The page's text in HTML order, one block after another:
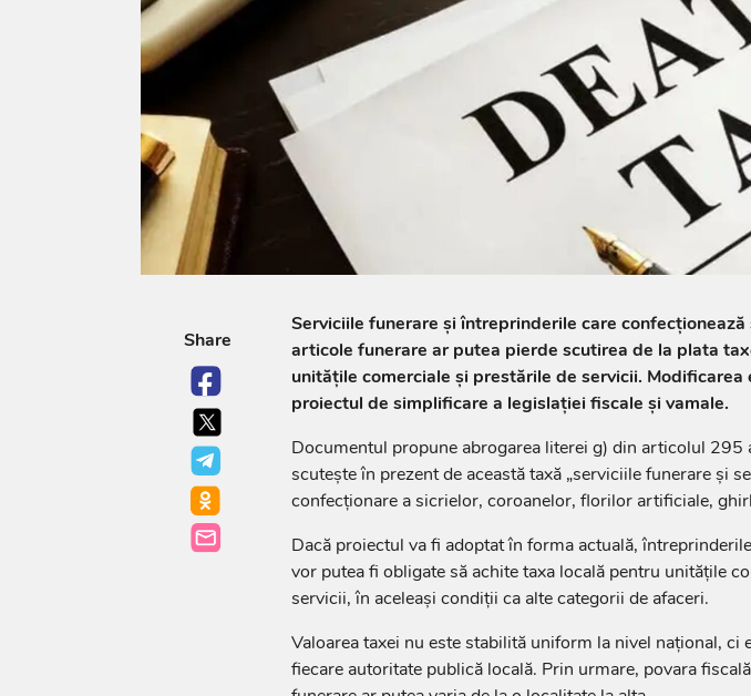
Share
Serviciile funerare și întreprinderile care confecționează
articole funerare ar putea pierde scutirea de la plata
unitățile comerciale și prestările de servicii. Modificarea
proiectul de simplificare a legislației fiscale și vamale.
Documentul propune abrogarea literei g) din articolul 295
scutește în prezent de această taxă „serviciile funerare și
confecționare a sicrielor, coroanelor, florilor artificiale,
Dacă proiectul va fi adoptat în forma actuală,
vor putea fi obligate să achite taxa locală pentru unitățile
servicii, în aceleași condiții ca alte categorii de afaceri.
Valoarea taxei nu este stabilită uniform la nivel național, ci
fiecare autoritate publică locală. Prin urmare, povara